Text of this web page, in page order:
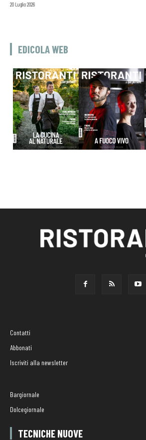
20 Luglio 2026
EDICOLA WEB
Contatti
Abbonati
Iscriviti alla newsletter
Bargiornale
Dolcegiornale
TECNICHE NUOVE